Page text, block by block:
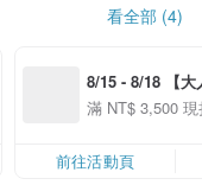
看全部 (4)
8/15 - 8/18 【大
季】滿
滿 NT$ 3,500
前往活動頁